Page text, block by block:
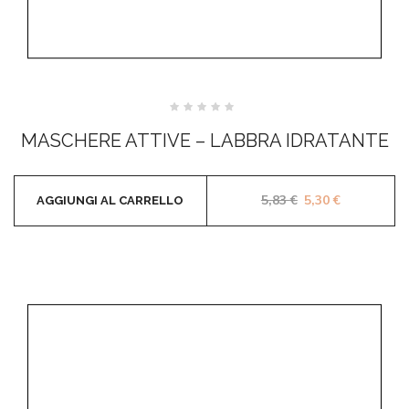
su
5
MASCHERE ATTIVE – LABBRA IDRATANTE
5,83€ Il prezzo
5,30€Il prezzo
AGGIUNGI AL CARRELLO